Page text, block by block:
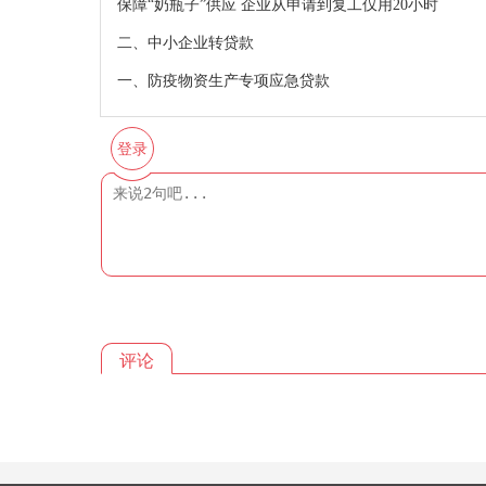
保障“奶瓶子”供应 企业从申请到复工仅用20小时
二、中小企业转贷款
一、防疫物资生产专项应急贷款
登录
评论